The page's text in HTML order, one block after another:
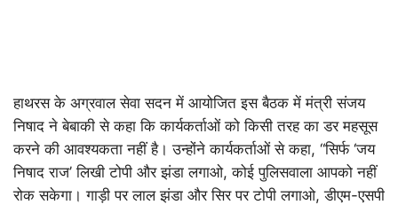
हाथरस के अग्रवाल सेवा सदन में आयोजित इस बैठक में मंत्री संजय
निषाद ने बेबाकी से कहा कि कार्यकर्ताओं को किसी तरह का डर महसूस
करने की आवश्यकता नहीं है। उन्होंने कार्यकर्ताओं से कहा, “सिर्फ ‘जय
निषाद राज’ लिखी टोपी और झंडा लगाओ, कोई पुलिसवाला आपको नहीं
रोक सकेगा। गाड़ी पर लाल झंडा और सिर पर टोपी लगाओ, डीएम-एसपी